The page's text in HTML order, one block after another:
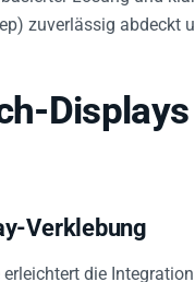
zuverlässig abdeckt
Verklebung
die